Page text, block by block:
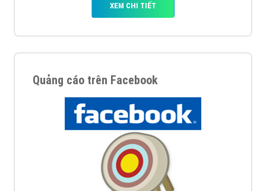
XEM CHI TIẾT
Quảng cáo trên Facebook